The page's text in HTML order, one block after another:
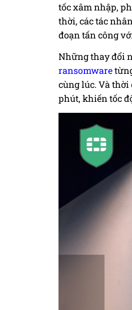
tốc xâm nhập,
thời, các tác
đoạn tấn công
Những thay đổi
ransomware
cùng lúc. Và
phút, khiến tốc